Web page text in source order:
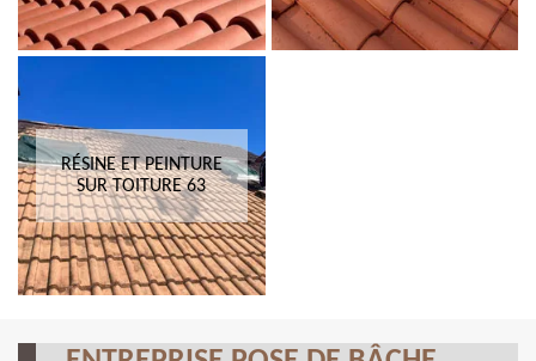
RÉSINE ET PEINTURE
SUR TOITURE 63